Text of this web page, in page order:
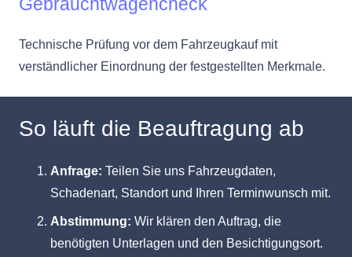
Technische Prüfung vor dem Fahrzeugkauf mit
verständlicher Einordnung der festgestellten Merkmale.
So läuft die Beauftragung ab
Anfrage: Teilen Sie uns Fahrzeugdaten,
Schadenart, Standort und Ihren Terminwunsch mit.
Abstimmung: Wir klären den Auftrag, die
benötigten Unterlagen und den Besichtigungsort.